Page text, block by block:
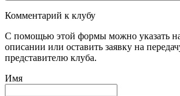
Комментарий к клубу
С помощью этой формы можно указать
описании или оставить заявку на
представителю клуба.
Имя